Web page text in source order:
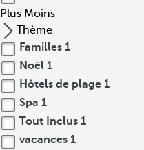
Plus Moins
Thème
Familles 1
Noël 1
Hôtels de plage 1
Spa 1
Tout Inclus 1
vacances 1